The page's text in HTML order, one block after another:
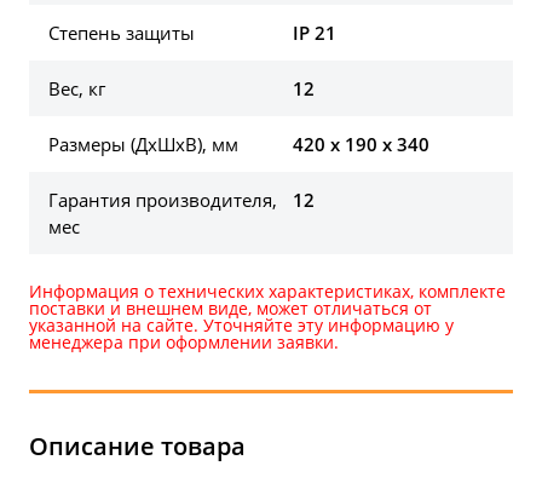
Степень защиты IP 21
Вес, кг 12
Размеры (ДхШхВ), мм 420 x 190 x 340
Гарантия производителя,
мес
12
Информация о технических характеристиках, комплекте
поставки и внешнем виде, может отличаться от
указанной на сайте. Уточняйте эту информацию у
менеджера при оформлении заявки.
Описание товара